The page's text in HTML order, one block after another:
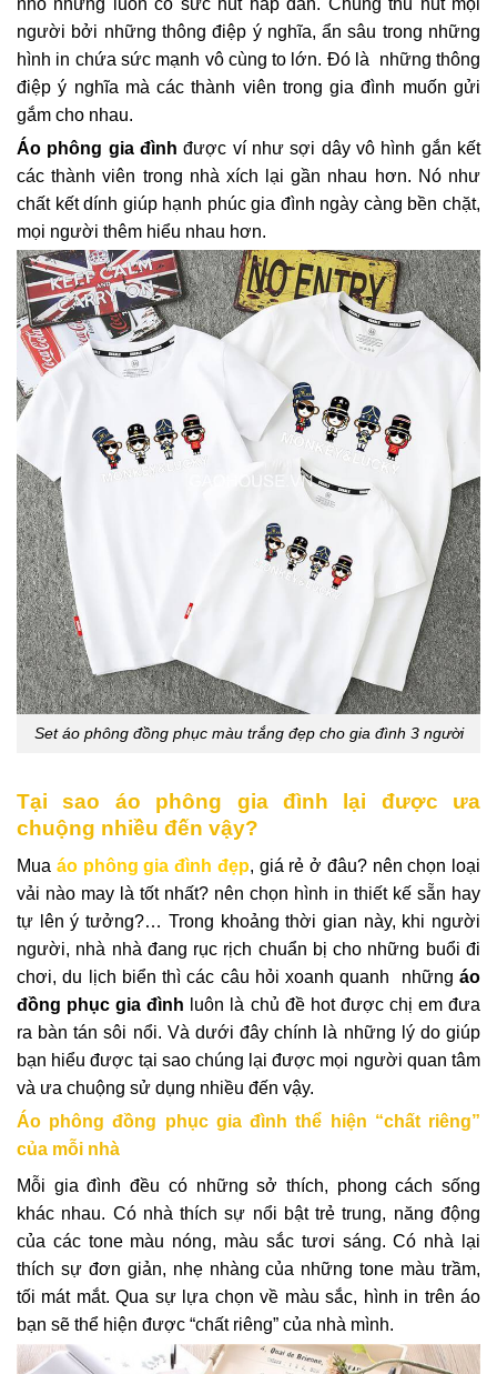
người bởi những thông điệp ý nghĩa, ẩn sâu trong những
hình in chứa sức mạnh vô cùng to lớn. Đó là những thông
điệp ý nghĩa mà các thành viên trong gia đình muốn gửi
gắm cho nhau.
Áo phông gia đình được ví như sợi dây vô hình gắn kết
các thành viên trong nhà xích lại gần nhau hơn. Nó như
chất kết dính giúp hạnh phúc gia đình ngày càng bền chặt,
mọi người thêm hiểu nhau hơn.
Set áo phông đồng phục màu trắng đẹp cho gia đình 3 người
Tại sao áo phông gia đình lại được ưa
chuộng nhiều đến vậy?
Mua áo phông gia đình đẹp, giá rẻ ở đâu? nên chọn loại
vải nào may là tốt nhất? nên chọn hình in thiết kế sẵn hay
tự lên ý tưởng?… Trong khoảng thời gian này, khi người
người, nhà nhà đang rục rịch chuẩn bị cho những buổi đi
chơi, du lịch biển thì các câu hỏi xoanh quanh những áo
đồng phục gia đình luôn là chủ đề hot được chị em đưa
ra bàn tán sôi nổi. Và dưới đây chính là những lý do giúp
bạn hiểu được tại sao chúng lại được mọi người quan tâm
và ưa chuộng sử dụng nhiều đến vậy.
Áo phông đồng phục gia đình thể hiện “chất riêng”
của mỗi nhà
Mỗi gia đình đều có những sở thích, phong cách sống
khác nhau. Có nhà thích sự nổi bật trẻ trung, năng động
của các tone màu nóng, màu sắc tươi sáng. Có nhà lại
thích sự đơn giản, nhẹ nhàng của những tone màu trầm,
tối mát mắt. Qua sự lựa chọn về màu sắc, hình in trên áo
bạn sẽ thể hiện được “chất riêng” của nhà mình.